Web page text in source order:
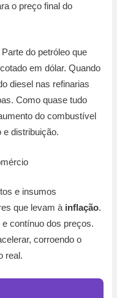
o preço final do
Parte do petróleo que
em dólar. Quando
diesel nas refinarias
Como quase tudo
do combustível
e distribuição.
e insumos
que levam à inflação.
contínuo dos preços.
corroendo o
real.